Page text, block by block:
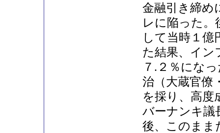
金融引き締め
レに陥った。
して当時１億
た結果、イン
７.２％にな
治（大蔵官僚
を採り、高度
バーナンキ議
後、このまま